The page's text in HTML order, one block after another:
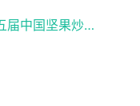
许昌智工参加安徽合肥2021第十五届中国坚果炒货展掠影